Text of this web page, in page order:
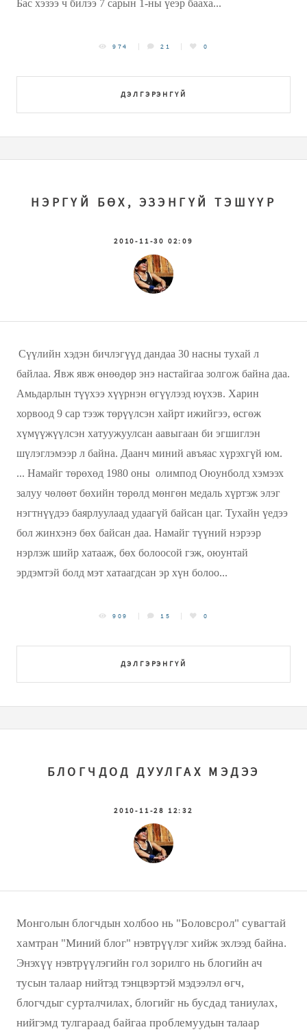
Бас хэзээ ч билээ 7 сарын 1-ны үеэр бааха...
ДЭЛГЭРЭНГҮЙ
974 21 0
НЭРГҮЙ БӨХ, ЭЗЭНГҮЙ ТЭШҮҮР
2010-11-30 02:09
Сүүлийн хэдэн бичлэгүүд дандаа 30 насны тухай л
байлаа. Явж явж өнөөдөр энэ настайгаа золгож байна даа.
Амьдарлын түүхээ хүүрнэн өгүүлээд юүхэв. Харин
хорвоод 9 сар тээж төрүүлсэн хайрт ижийгээ, өсгөж
хүмүүжүүлсэн хатуужуулсан аавыгаан би эгшиглэн
шүлэглэмээр л байна. Даанч миний авъяас хүрэхгүй юм.
... Намайг төрөхөд 1980 оны олимпод Оюунболд хэмээх
залуу чөлөөт бөхийн төрөлд мөнгөн медаль хүртэж элэг
нэгтнүүдээ баярлуулаад удаагүй байсан цаг. Тухайн үедээ
бол жинхэнэ бөх байсан даа. Намайг түүний нэрээр
нэрлэж шийр хатааж, бөх болоосой гэж, оюунтай
эрдэмтэй болд мэт хатаагдсан эр хүн болоо...
ДЭЛГЭРЭНГҮЙ
909 15 0
БЛОГЧДОД ДУУЛГАХ МЭДЭЭ
2010-11-28 12:32
Монголын блогчдын холбоо нь "Боловсрол" сувагтай
хамтран "Миний блог" нэвтрүүлэг хийж эхлээд байна.
Энэхүү нэвтрүүлэгийн гол зорилго нь блогийн ач
тусын талаар нийтэд тэнцвэртэй мэдээлэл өгч,
блогчдыг сурталчилах, блогийг нь бусдад таниулах,
нийгэмд тулгараад байгаа проблемуудын талаар